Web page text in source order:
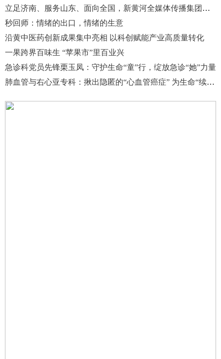
立足济南、服务山东、面向全国，新黄河全媒体传播集团在济南揭牌成立
秒回师：情绪的出口，情绪的生意
沿黄中医药创新成果集中亮相 以科创赋能产业高质量转化
一果跨界百味生 “苹果市”里百业兴
急诊科党员先锋栗玉凤：守护生命“童”行，绽放急诊“她”力量
肺血管与右心亚专科：揪出隐匿的“心血管癌症” 为生命“续航”